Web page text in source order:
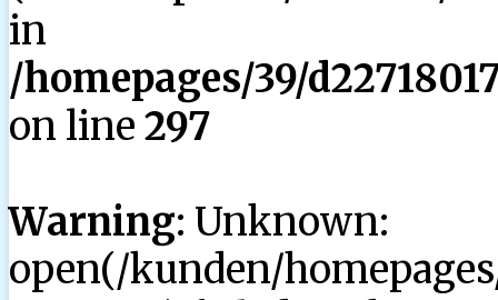
in
/homepages/39/
on line 297
Warning: Unknown:
open(/kunden/homepages/